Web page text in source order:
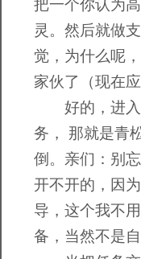
把一个你认为
灵。然后就做
觉，为什么呢
家伙了（现在
好的，进入
务， 那就是青
倒。亲们：别
开不开的，因
导，这个我不
备，当然不是